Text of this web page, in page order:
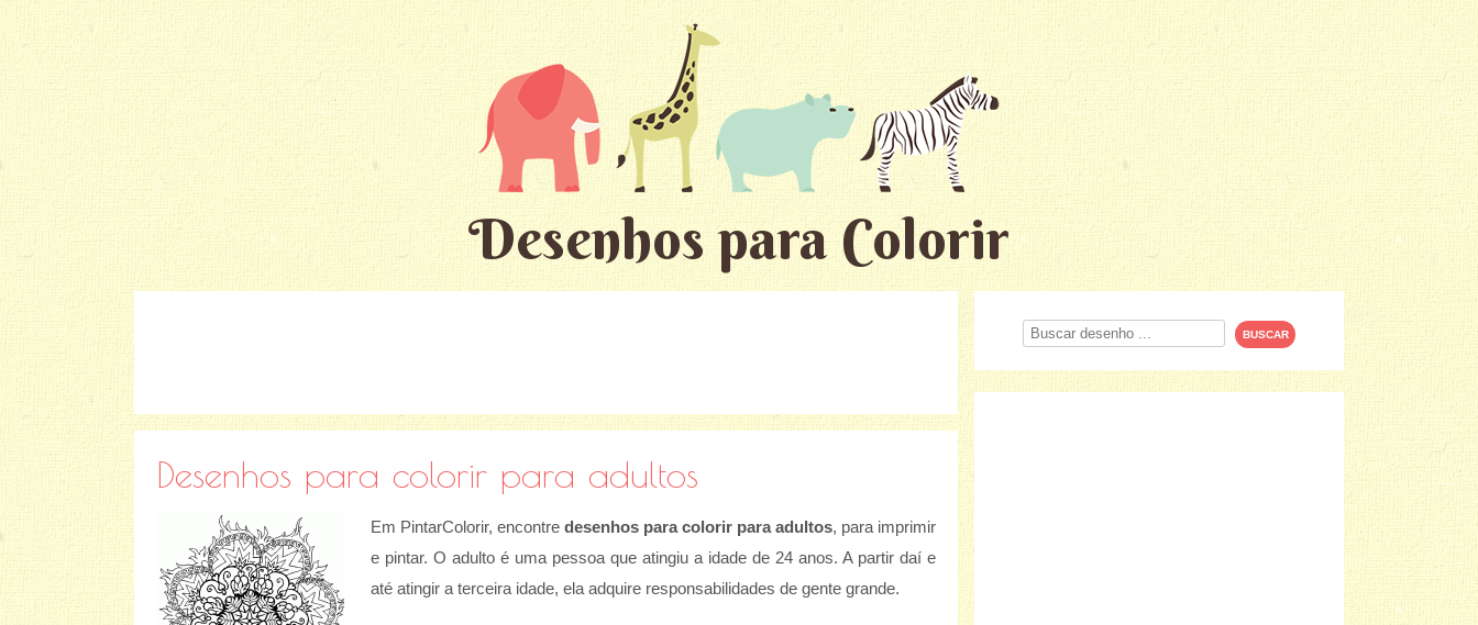
Desenhos para Colorir
Desenhos para colorir para adultos
Em PintarColorir, encontre desenhos para colorir para adultos, para imprimir
e pintar. O adulto é uma pessoa que atingiu a idade de 24 anos. A partir daí e
até atingir a terceira idade, ela adquire responsabilidades de gente grande.
Procurar